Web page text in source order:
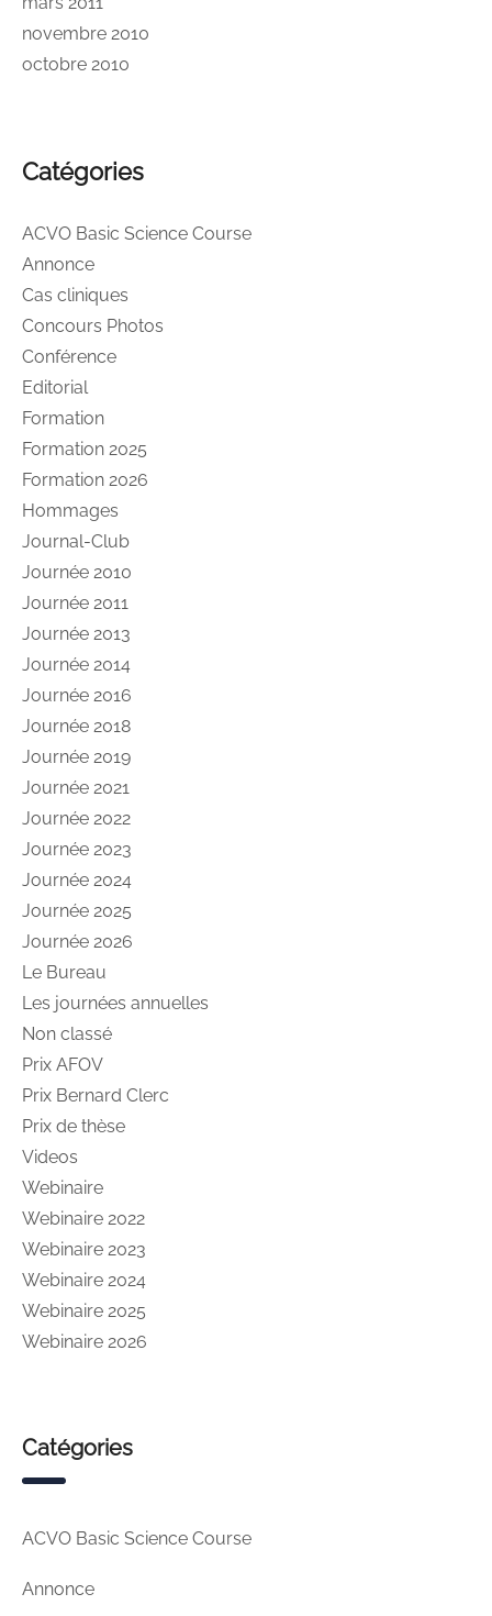
novembre 2010
octobre 2010
Catégories
ACVO Basic Science Course
Annonce
Cas cliniques
Concours Photos
Conférence
Editorial
Formation
Formation 2025
Formation 2026
Hommages
Journal-Club
Journée 2010
Journée 2011
Journée 2013
Journée 2014
Journée 2016
Journée 2018
Journée 2019
Journée 2021
Journée 2022
Journée 2023
Journée 2024
Journée 2025
Journée 2026
Le Bureau
Les journées annuelles
Non classé
Prix AFOV
Prix Bernard Clerc
Prix de thèse
Videos
Webinaire
Webinaire 2022
Webinaire 2023
Webinaire 2024
Webinaire 2025
Webinaire 2026
Catégories
ACVO Basic Science Course
Annonce